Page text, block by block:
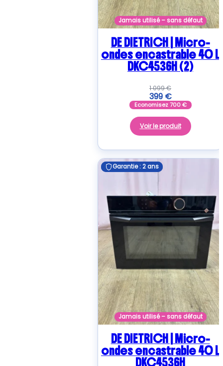
Jamais utilisé – sans défaut
DE DIETRICH | Micro-
ondes encastrable 40 L
DKC4536H (2)
1 099€
399 €
Economisez700€
Voir le produit
Garantie : 2 ans
Jamais utilisé – sans défaut
Garantie : 2 ans
DE DIETRICH | Micro-
ondes encastrable 40 L
DKC4536H